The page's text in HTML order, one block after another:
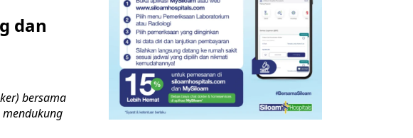
dan
bersama